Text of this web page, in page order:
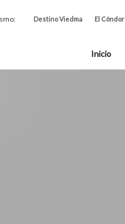
Destino Viedma El Cóndor
Inicio